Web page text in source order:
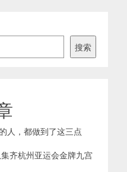
搜索
人，都做到了这三点
齐杭州亚运会金牌九宫